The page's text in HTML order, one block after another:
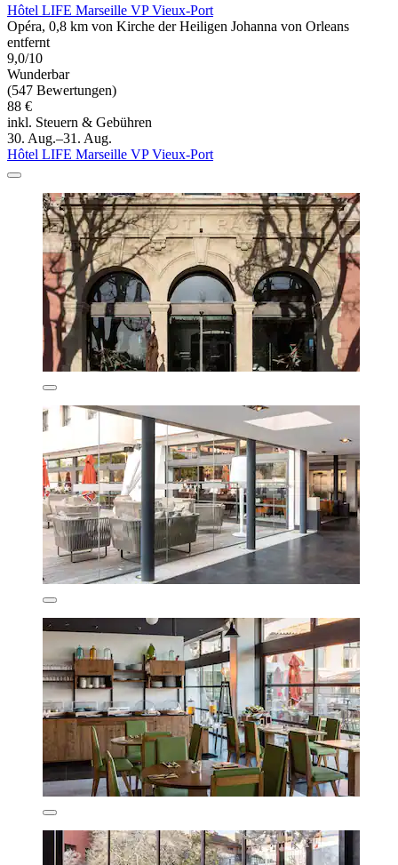
Hôtel LIFE Marseille VP Vieux-Port
Opéra, 0,8 km von Kirche der Heiligen Johanna von Orleans
entfernt
9,0/10
Wunderbar
(547 Bewertungen)
88 €
inkl. Steuern & Gebühren
30. Aug.–31. Aug.
Hôtel LIFE Marseille VP Vieux-Port